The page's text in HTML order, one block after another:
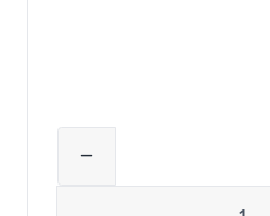
Ajuster la
remove